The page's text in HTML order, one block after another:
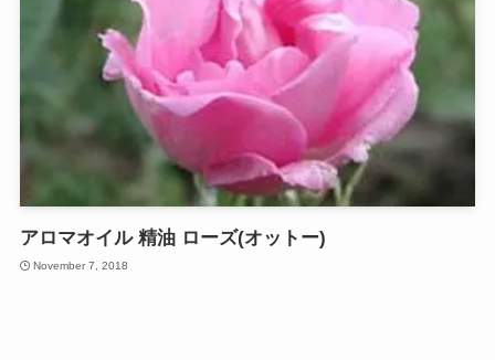
アロマオイル 精油 ローズ(オットー)
November 7, 2018